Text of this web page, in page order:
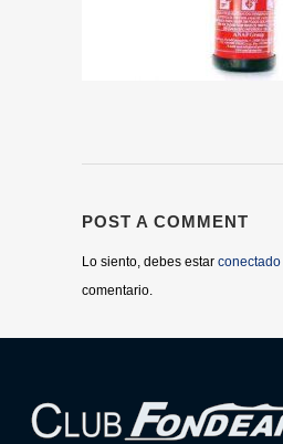
POST A COMMENT
Lo siento, debes estar conectado
comentario.